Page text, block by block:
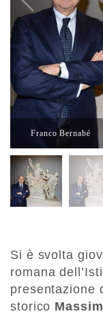
Franco Bernabé
Si è svolta
romana
presentazione
storico